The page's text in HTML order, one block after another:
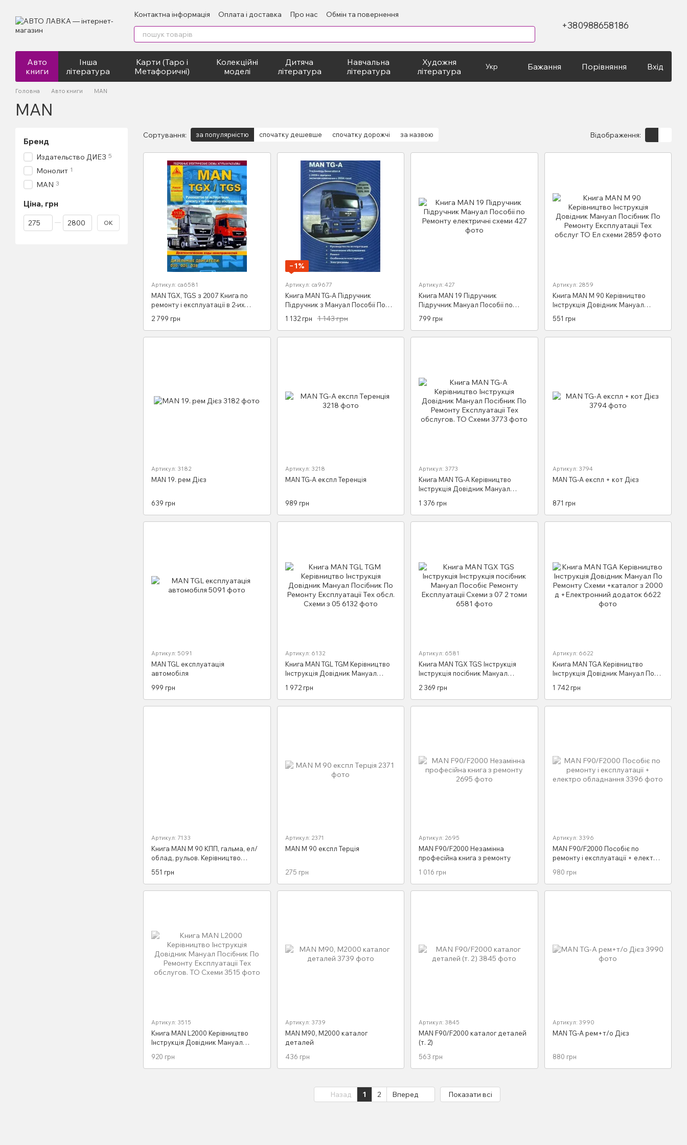
Контактна інформація Оплата і доставка Про нас Обмін та повернення
+380988658186
Авто
книги
Інша
література
Карти (Таро і
Метафоричні)
Колекційні
моделі
Дитяча
література
Навчальна
література
Художня
література
Укр Бажання Порівняння Вхід
Головна Авто книги MAN
MAN
Сортування: за популярністю спочатку дешевше спочатку дорожчі за назвою Відображення:
Артикул: са6581
MAN TGX, TGS з 2007 Книга по
ремонту і експлуатації в 2-их
2 799 грн
−1%
Артикул: са9677
Книга MAN TG-A Підручник
Підручник з Мануал Пособії По
00 і з 04
1 143 грн
1 132 грн
Артикул: 427
Книга MAN 19 Підручник
Підручник Мануал Пособії по
799 грн
Артикул: 2859
Книга MAN М 90 Керівництво
Інструкція Довідник Мануал
Тех обслуг ТО Ел схеми
551 грн
Артикул: 3182
MAN 19. рем Дієз
639 грн
Артикул: 3218
MAN TG-A експл Теренція
989 грн
Артикул: 3773
Книга MAN TG-A Керівництво
Інструкція Довідник Мануал
Тех обслугов. ТО Схеми
1 376 грн
Артикул: 3794
MAN TG-A експл + кот Дієз
871 грн
Артикул: 5091
MAN TGL експлуатація
автомобіля
999 грн
Артикул: 6132
Книга MAN TGL TGM Керівництво
Інструкція Довідник Мануал
Тех обсл. Схеми з 05
1 972 грн
Артикул: 6581
Книга MAN TGX TGS Інструкція
Інструкція посібник Мануал
Схеми з 07 2 томи
2 369 грн
Артикул: 6622
Книга MAN TGA Керівництво
Інструкція Довідник Мануал По
+Електронний додаток
1 742 грн
Артикул: 7133
Книга MAN М 90 КПП, гальма, ел/
облад, рульов. Керівництво
Посібник По Ремонту Схеми
551 грн
Артикул: 2371
MAN M 90 експл Терція
275 грн
Артикул: 2695
MAN F90/F2000 Незамінна
професійна книга з ремонту
1 016 грн
Артикул: 3396
MAN F90/F2000 Пособіє по
ремонту і експлуатації + електро
980 грн
Артикул: 3515
Книга MAN L2000 Керівництво
Інструкція Довідник Мануал
Тех обслугов. ТО Схеми
920 грн
Артикул: 3739
MAN M90, M2000 каталог
деталей
436 грн
Артикул: 3845
MAN F90/F2000 каталог деталей
(т. 2)
563 грн
Артикул: 3990
MAN TG-A рем+т/о Дієз
880 грн
Назад 1 2 Вперед Показати всі
Бренд
Издательство ДИЕЗ 5
Монолит 1
MAN 3
Ціна, грн
Від Ціна, грн
До Ціна, грн ОК